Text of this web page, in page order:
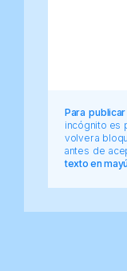
Para
incógnito es
volver a
antes de
texto en